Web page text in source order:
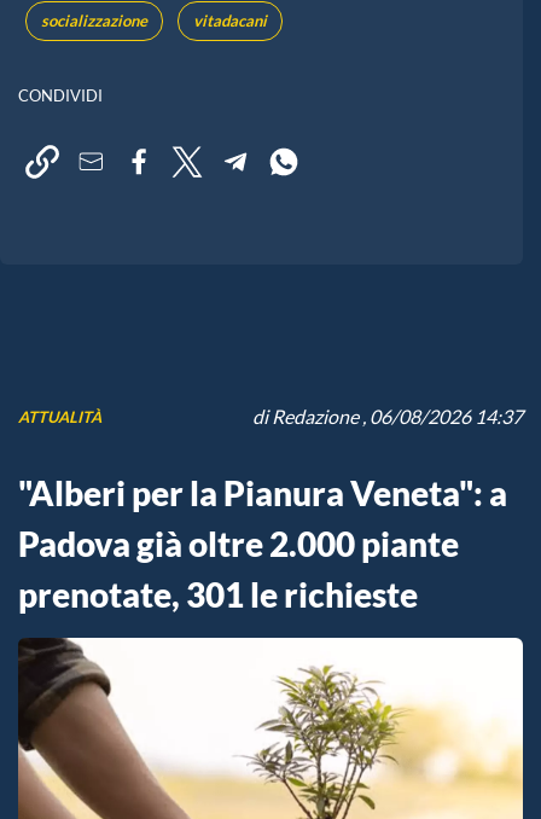
socializzazione vitadacani
CONDIVIDI
ATTUALITÀ diRedazione, 06/08/2026 14:37
"Alberi per la Pianura Veneta": a
Padova già oltre 2.000 piante
prenotate, 301 le richieste